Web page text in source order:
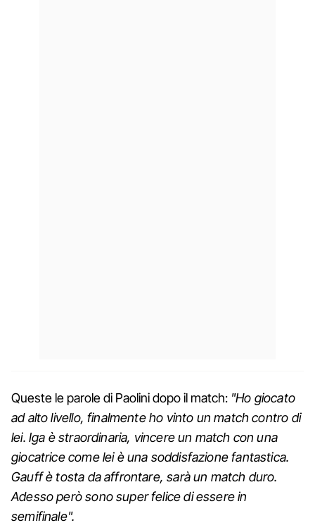
Queste le parole di Paolini dopo il match: "Ho giocato
ad alto livello, finalmente ho vinto un match contro di
lei. Iga è straordinaria, vincere un match con una
giocatrice come lei è una soddisfazione fantastica.
Gauff è tosta da affrontare, sarà un match duro.
Adesso però sono super felice di essere in
semifinale".